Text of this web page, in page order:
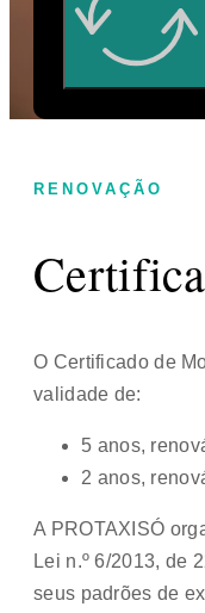
RENOVAÇÃO
O Certificado de
validade de:
5 anos,
2 anos,
A PROTAXISÓ
Lei n.º 6/2013, de
seus padrões de